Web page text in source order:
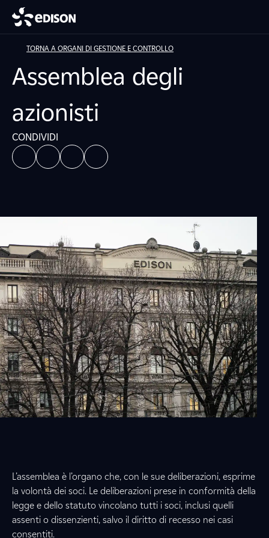
TORNA A ORGANI DI GESTIONE E CONTROLLO
Assemblea degli
azionisti
CONDIVIDI
L’assemblea è l’organo che, con le sue deliberazioni, esprime
la volontà dei soci. Le deliberazioni prese in conformità della
legge e dello statuto vincolano tutti i soci, inclusi quelli
assenti o dissenzienti, salvo il diritto di recesso nei casi
consentiti.